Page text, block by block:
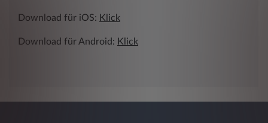
Download für iOS: Klick
Download für Android: Klick